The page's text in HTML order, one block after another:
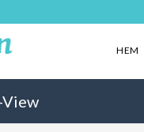
HEM
View